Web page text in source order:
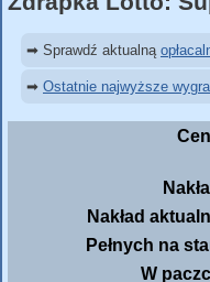
➡ Sprawdź aktualną
➡ Ostatnie najwyższe
Nakład
Pełnych na
W